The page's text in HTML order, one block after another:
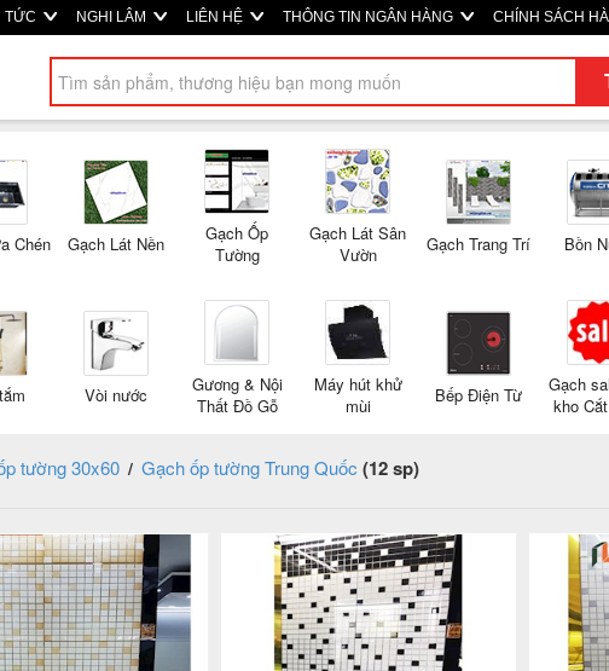
TỨC NGHI LÂM LIÊN HỆ THÔNG TIN NGÂN HÀNG CHÍNH SÁCH
Chén Gạch Lát Nền
Gạch Ốp
Tường
Gạch Lát Sân
Vườn
Gạch Trang Trí Bồn
Vòi nước
Gương & Nội
Thất Đồ Gỗ
Máy hút khử
mùi
Bếp Điện Từ
Gạch
kho
tường 30x60 / Gạch ốp tường Trung Quốc (12 sp)